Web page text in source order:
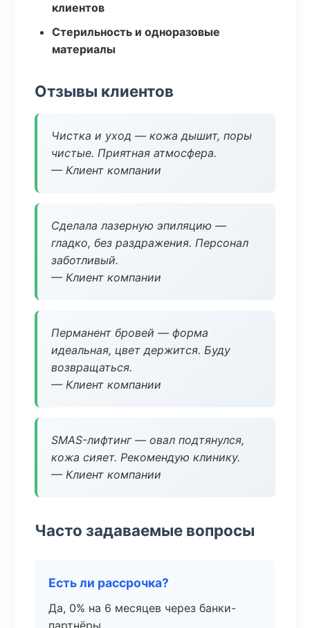
клиентов
Стерильность и одноразовые
материалы
Отзывы клиентов
Чистка и уход — кожа дышит, поры
чистые. Приятная атмосфера.
— Клиент компании
Сделала лазерную эпиляцию —
гладко, без раздражения. Персонал
заботливый.
— Клиент компании
Перманент бровей — форма
идеальная, цвет держится. Буду
возвращаться.
— Клиент компании
SMAS-лифтинг — овал подтянулся,
кожа сияет. Рекомендую клинику.
— Клиент компании
Часто задаваемые вопросы
Есть ли рассрочка?
Да, 0% на 6 месяцев через банки-
партнёры.